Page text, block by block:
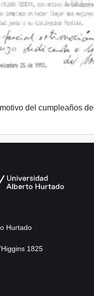
del cumpleaños del
Hurtado
1825